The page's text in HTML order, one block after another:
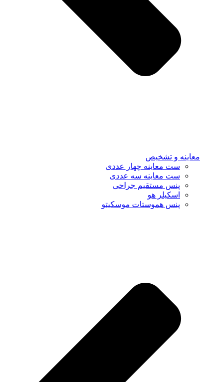
معاینه و تشخیص
ست معاینه چهار عددی
ست معاینه سه عددی
پنس مستقیم جراحی
اسکیلر هو
پنس هموستات موسکیتو